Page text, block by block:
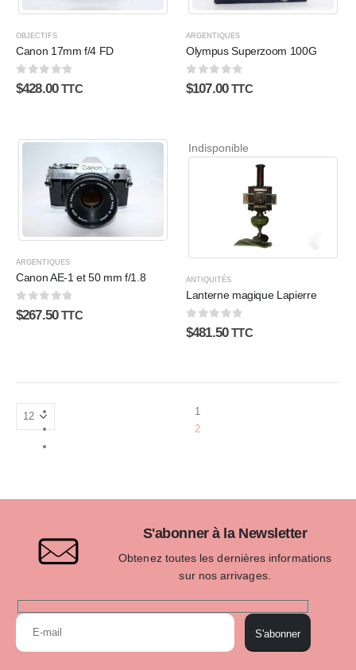
OBJECTIFS
Canon 17mm f/4 FD
0sur 5
$428.00 TTC
ARGENTIQUES
Olympus Superzoom 100G
0sur 5
$107.00 TTC
ARGENTIQUES
Canon AE-1 et 50 mm f/1.8
0sur 5
$267.50 TTC
Indisponible
ANTIQUITÉS
Lanterne magique Lapierre
0sur 5
$481.50 TTC
1
2
S'abonner à la Newsletter
Obtenez toutes les dernières informations
sur nos arrivages.
S'abonner